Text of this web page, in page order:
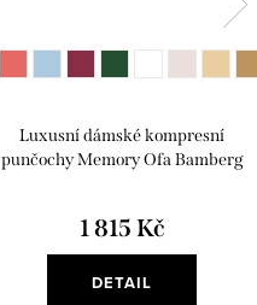
Luxusní dámské kompresní
punčochy Memory Ofa Bamberg
1 815 Kč
DETAIL